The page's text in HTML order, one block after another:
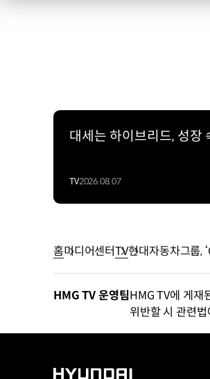
대세는 하이브리드, 성장
TV2026.08.07
홈미디어센터TV현대자동차그룹,
HMG TV 운영팀HMG TV에 게재
위반할 시 관련